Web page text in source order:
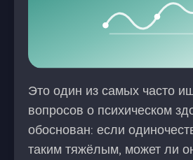
Это один из самых часто
вопросов о психическом
обоснован: если
таким тяжёлым, может ли